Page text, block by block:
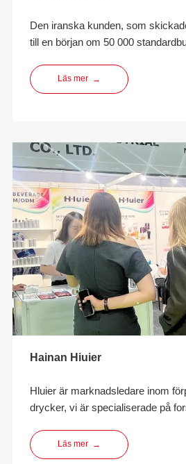
Den iranska kunden, som
till en början om 50 000
förfrågan började våra
inklusive kostnaden för lådor och
Läs mer →
Hainan Hiuier
Hluier är marknadsledare inom
drycker, vi är specialiserade på
tillhandahåller miljövänliga
dryckesförpackningslösningar.
Läs mer →